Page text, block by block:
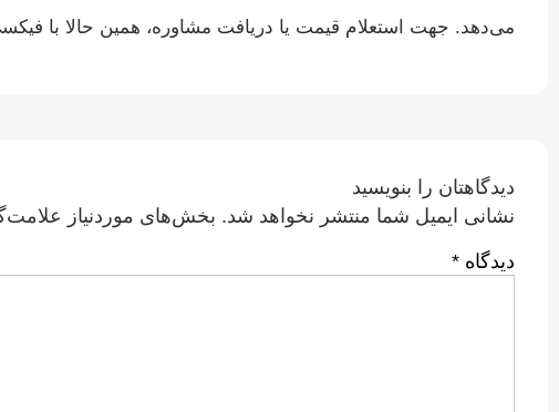
می‌دهد. جهت استعلام قیمت یا دریافت مشاوره، همین حالا با
دیدگاهتان را بنویسید
نشانی ایمیل شما منتشر نخواهد شد. بخش‌های موردنیاز
دیدگاه *